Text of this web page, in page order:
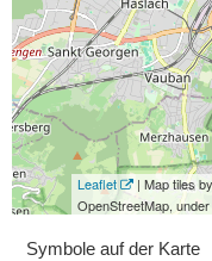
Leaflet
| Map tiles
OpenStreetMap,
Symbole auf der Karte